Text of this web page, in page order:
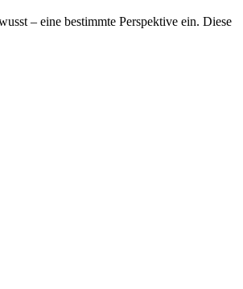
– eine bestimmte Perspektive ein. Diese